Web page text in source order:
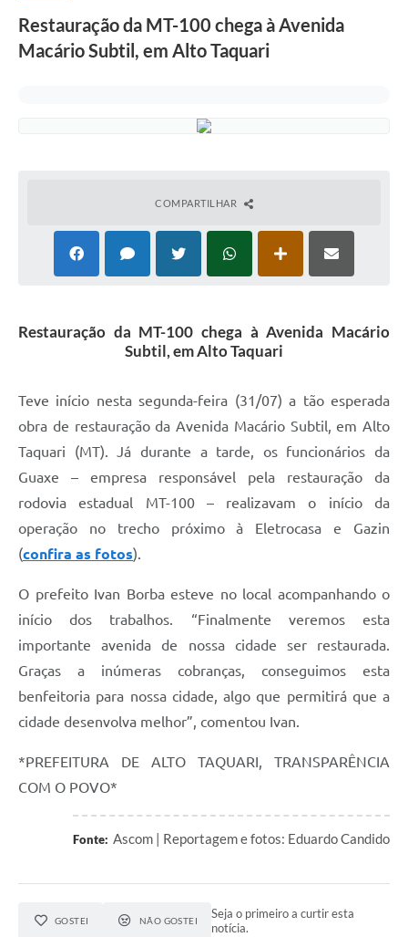
Restauração da MT-100 chega à Avenida
Macário Subtil, em Alto Taquari
COMPARTILHAR
Restauração da MT-100 chega à Avenida Macário
Subtil, em Alto Taquari
Teve início nesta segunda-feira (31/07) a tão esperada
obra de restauração da Avenida Macário Subtil, em Alto
Taquari (MT). Já durante a tarde, os funcionários da
Guaxe – empresa responsável pela restauração da
rodovia estadual MT-100 – realizavam o início da
operação no trecho próximo à Eletrocasa e Gazin
(confira as fotos).
O prefeito Ivan Borba esteve no local acompanhando o
início dos trabalhos. “Finalmente veremos esta
importante avenida de nossa cidade ser restaurada.
Graças a inúmeras cobranças, conseguimos esta
benfeitoria para nossa cidade, algo que permitirá que a
cidade desenvolva melhor”, comentou Ivan.
*PREFEITURA DE ALTO TAQUARI, TRANSPARÊNCIA
COM O POVO*
Fonte: Ascom | Reportagem e fotos: Eduardo Candido
GOSTEI NÃO GOSTEI
Seja o primeiro a curtir esta
notícia.